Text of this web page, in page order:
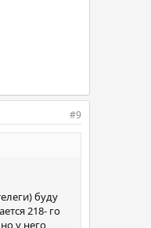
#9
буду
218- го
у него